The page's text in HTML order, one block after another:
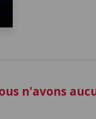
n'avons